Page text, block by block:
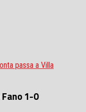
passa a Villa
1-0